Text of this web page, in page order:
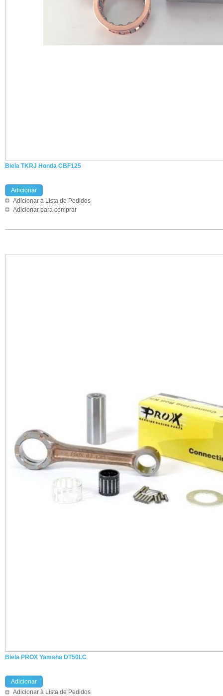
Biela TKRJ Honda CBF125
Adicionar
Adicionar à Lista de Pedidos
Adicionar para comprar
Biela PROX Yamaha DT50LC
Adicionar
Adicionar à Lista de Pedidos